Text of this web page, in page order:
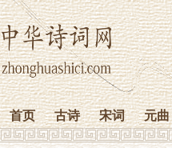
首页 古诗 宋词 元曲